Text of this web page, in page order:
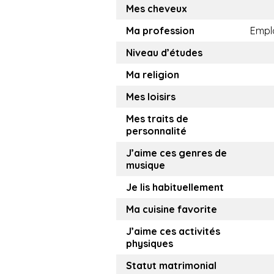
Mes cheveux
Ma profession
Niveau d’études
Ma religion
Mes loisirs
Mes traits de
personnalité
J’aime ces genres de
musique
Je lis habituellement
Ma cuisine favorite
J’aime ces activités
physiques
Statut matrimonial